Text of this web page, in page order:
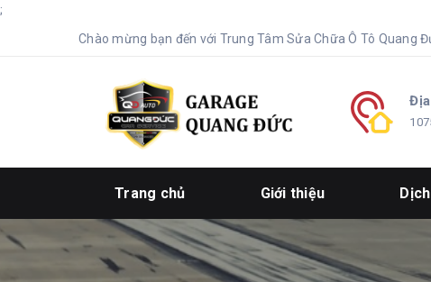
;
Chào mừng bạn đến với Trung Tâm Sửa Chữa Ô Tô Quang
Trang chủ Giới thiệu